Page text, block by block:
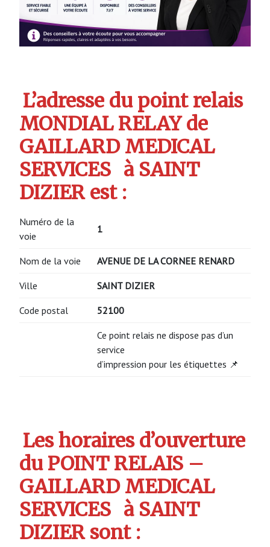
L’adresse du point relais
MONDIAL RELAY de
GAILLARD MEDICAL
SERVICES à SAINT
DIZIER est :
Numéro de la
voie
1
Nom de la voie AVENUE DE LA CORNEE RENARD
Ville SAINT DIZIER
Code postal 52100
Ce point relais ne dispose pas d’un
service
d’impression pour les étiquettes 📌
Les horaires d’ouverture
du POINT RELAIS –
GAILLARD MEDICAL
SERVICES à SAINT
DIZIER sont :